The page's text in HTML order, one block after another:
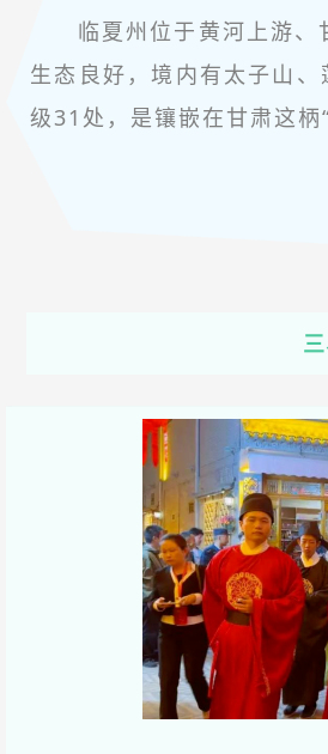
临夏州位于黄河上游
生态良好，境内有太子山
级31处，是镶嵌在甘肃这